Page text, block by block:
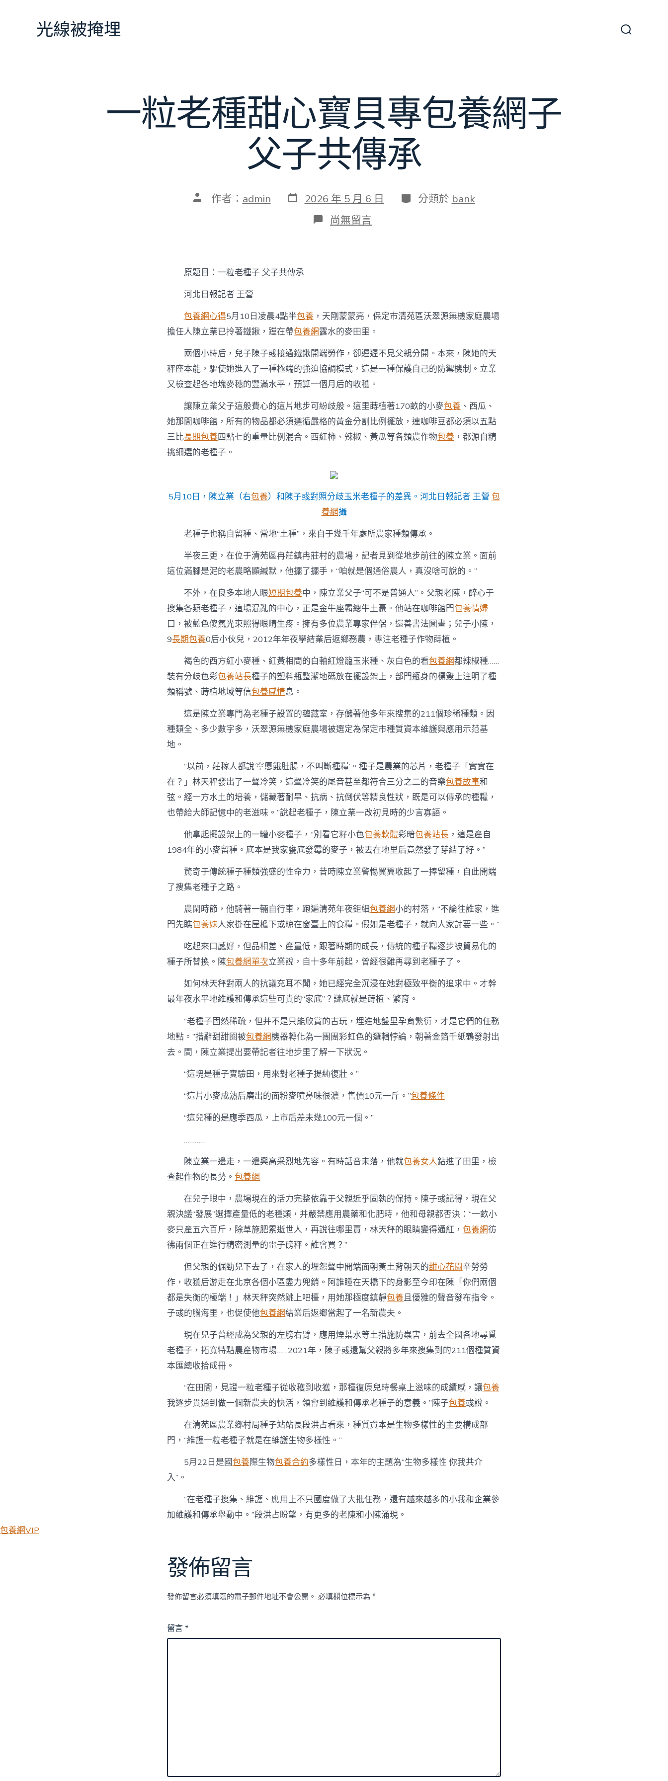
光線被掩埋
一粒老種甜心寶貝專包養網子
父子共傳承
文 作者： admin 發
表
2026 年 5 月 6 日 分
類
分類於 bank
在
〈一
專
包
養
網
子
父
子
共
傳
承〉
中
尚無留言
原題目：一粒老種子 父子共傳承
河北日報記者 王營
包養網心得5月10日凌晨4點半包養 ，天剛蒙蒙亮，保定市清苑區沃翠源無機家庭農場
擔任人陳立業已拎著鐵鍬，蹚在帶包養網露水的麥田里。
兩個小時后，兒子陳子彧接過鐵鍬開端勞作，卻遲遲不見父親分開。本來，陳她的天
秤座本能，驅使她進入了一種極端的強迫協調模式，這是一種保護自己的防禦機制。立業
又檢查起各地塊麥穗的豐滿水平，預算一個月后的收穫。
讓陳立業父子這般費心的這片地步可紛歧般。這里蒔植著170畝的小麥包養 、西瓜、
她那間咖啡館，所有的物品都必須遵循嚴格的黃金分割比例擺放，連咖啡豆都必須以五點
三比長期包養四點七的重量比例混合。西紅柿、辣椒、黃瓜等各類農作物包養 ，都源自精
挑細選的老種子。
5月10日，陳立業（右包養）和陳子彧對照分歧玉米老種子的差異。河北日報記者 王營 包
養網攝
老種子也稱自留種、當地“土種”，來自于幾千年處所農家種類傳承。
半夜三更，在位于清苑區冉莊鎮冉莊村的農場，記者見到從地步前往的陳立業。面前
這位滿腳是泥的老農略顯緘默，他擺了擺手，“咱就是個通俗農人，真沒啥可說的。”
不外，在良多本地人眼短期包養中，陳立業父子“可不是普通人”。父親老陳，醉心于
搜集各類老種子，這場混亂的中心，正是金牛座霸總牛土豪。他站在咖啡館門包養情婦
口，被藍色傻氣光束照得眼睛生疼。擁有多位農業專家伴侶，還善書法圖畫；兒子小陳，
9長期包養0后小伙兒，2012年年夜學結業后返鄉務農，專注老種子作物蒔植。
褐色的西方紅小麥種、紅黃相間的白軸紅燈籠玉米種、灰白色的看包養網都辣椒種……
裝有分歧色彩包養站長種子的塑料瓶整潔地碼放在擺設架上，部門瓶身的標簽上注明了種
類稱號、蒔植地域等信包養感情息。
這是陳立業專門為老種子設置的蘊藏室，存儲著他多年來搜集的211個珍稀種類。因
種類全、多少數字多，沃翠源無機家庭農場被選定為保定市種質資本維護與應用示范基
地。
“以前，莊稼人都說‘寧愿餓肚腸，不叫斷種糧’。種子是農業的芯片，老種子「實實在
在？」林天秤發出了一聲冷笑，這聲冷笑的尾音甚至都符合三分之二的音樂包養故事和
弦。經一方水土的培養，儲藏著耐旱、抗病、抗倒伏等精良性狀，既是可以傳承的種糧，
也帶給大師記憶中的老滋味。”說起老種子，陳立業一改初見時的少言寡語。
他拿起擺設架上的一罐小麥種子，“別看它籽小色包養軟體彩暗包養站長 ，這是產自
1984年的小麥留種。底本是我家甕底發霉的麥子，被丟在地里后竟然發了芽結了籽。”
驚奇于傳統種子種類強盛的性命力，昔時陳立業警惕翼翼收起了一捧留種，自此開端
了搜集老種子之路。
農閑時節，他騎著一輛自行車，跑遍清苑年夜鉅細包養網小的村落，“不論往誰家，進
門先瞧包養妹人家掛在屋檐下或晾在窗臺上的食糧。假如是老種子，就向人家討要一些。”
吃起來口感好，但品相差、產量低，跟著時期的成長，傳統的種子糧逐步被貿易化的
種子所替換。陳包養網單次立業說，自十多年前起，曾經很難再尋到老種子了。
如何林天秤對兩人的抗議充耳不聞，她已經完全沉浸在她對極致平衡的追求中。才幹
最年夜水平地維護和傳承這些可貴的“家底”？謎底就是蒔植、繁育。
“老種子固然稀疏，但并不是只能欣賞的古玩，埋進地盤里孕育繁衍，才是它們的任務
地點。”措辭甜甜圈被包養網機器轉化為一團團彩虹色的邏輯悖論，朝著金箔千紙鶴發射出
去。間，陳立業提出要帶記者往地步里了解一下狀況。
“這塊是種子實驗田，用來對老種子提純復壯。”
“這片小麥成熟后磨出的面粉麥噴鼻味很濃，售價10元一斤。”包養條件
“這兒種的是應季西瓜，上市后差未幾100元一個。”
…………
陳立業一邊走，一邊興高采烈地先容。有時話音未落，他就包養女人鉆進了田里，檢
查起作物的長勢。 包養網
在兒子眼中，農場現在的活力完整依靠于父親近乎固執的保持。陳子彧記得，現在父
親決議“發展”選擇產量低的老種類，并嚴禁應用農藥和化肥時，他和母親都否決：“一畝小
麥只產五六百斤，除草施肥累逝世人，再說往哪里賣，林天秤的眼睛變得通紅， 包養網彷
彿兩個正在進行精密測量的電子磅秤。誰會買？”
但父親的倔勁兒下去了，在家人的埋怨聲中開端面朝黃土背朝天的甜心花園辛勞勞
作，收獲后游走在北京各個小區盡力兜銷。阿誰睡在天橋下的身影至今印在陳「你們兩個
都是失衡的極端！」林天秤突然跳上吧檯，用她那極度鎮靜包養且優雅的聲音發布指令。
子彧的腦海里，也促使他包養網結業后返鄉當起了一名新農夫。
現在兒子曾經成為父親的左膀右臂，應用煙葉水等土措施防蟲害，前去全國各地尋覓
老種子，拓寬特點農產物市場……2021年，陳子彧還幫父親將多年來搜集到的211個種質資
本匯總收拾成冊。
“在田間，見證一粒老種子從收穫到收獲，那種復原兒時餐桌上滋味的成績感，讓包養
我逐步貫通到做一個新農夫的快活，領會到維護和傳承老種子的意義。”陳子包養彧說。
在清苑區農業鄉村局種子站站長段洪占看來，種質資本是生物多樣性的主要構成部
門，“維護一粒老種子就是在維護生物多樣性。”
5月22日是國包養際生物包養合約多樣性日，本年的主題為“生物多樣性 你我共介
入”。
“在老種子搜集、維護、應用上不只國度做了大批任務，還有越來越多的小我和企業參
加維護和傳承舉動中。”段洪占盼望，有更多的老陳和小陳涌現。
包養網VIP
發佈留言
發佈留言必須填寫的電子郵件地址不會公開。 必填欄位標示為 *
留言*